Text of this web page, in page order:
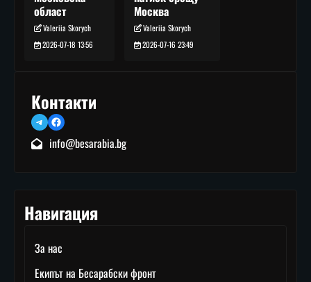
област
Valeriia Skorych
2026-07-18 13:56
Москва
Valeriia Skorych
2026-07-16 23:49
Контакти
TelegramFacebook
info@besarabia.bg
Навигация
За нас
Екипът на Бесарабски фронт